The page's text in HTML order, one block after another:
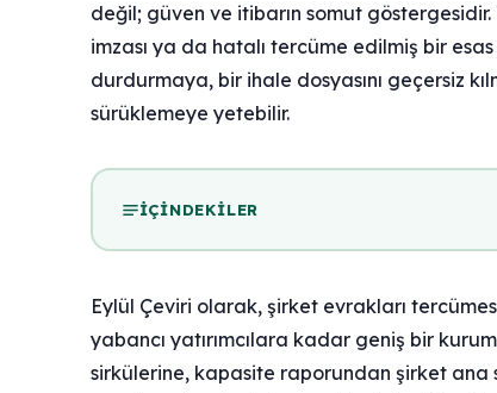
değil; güven ve itibarın somut göstergesidir.
imzası ya da hatalı tercüme edilmiş bir
durdurmaya, bir ihale dosyasını geçersiz
sürüklemeye yetebilir.
İÇINDEKILER
Eylül Çeviri olarak, şirket evrakları
yabancı yatırımcılara kadar geniş bir
sirkülerine, kapasite raporundan şirket ana